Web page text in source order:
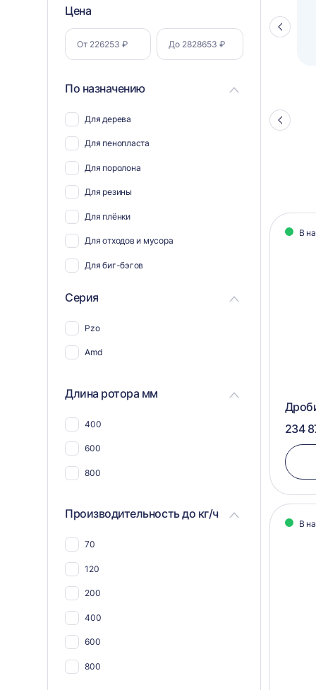
Фильтр
по
параметрам
Цена
По назначению
Для дерева
Для пенопласта
Для поролона
Для резины
Для плёнки
Для отходов и мусора
Для биг-бэгов
пластмассы
Для пнд
Для угля
Для арболита
Для дсп и мдф
Серия
Pzo
Amd
Длина ротора мм
400
600
800
Производительность до кг/ч
70
120
200
400
600
800
Стрелка
Полуавтоматический паллетоупаковщик
ПЗО BPW-2000
Стрелка
В
234
В